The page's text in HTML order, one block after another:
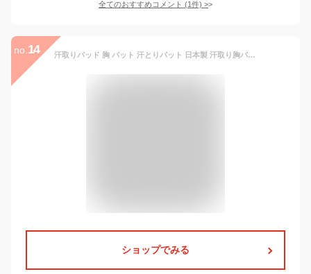
全てのおすすめコメント (1件) >
no. 14 汗取りパッド 胸 パット 汗とりパット 日本製 汗取り胸パッド パット 胸元の汗を吸収 2枚入り ガーゼ コットン 素材 ホワイト ベルオアシス 送料無料 谷間汗取りパッド レディース 消臭 インナー 汗染み 汗パッド 制汗 汗 多汗症 汗染み対策 チラ見え防止 汗 ブラ
ショップでみる